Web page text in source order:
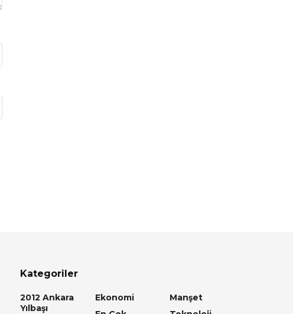
Kategoriler
2012 Ankara
Yılbaşı
Ekonomi
Manşet